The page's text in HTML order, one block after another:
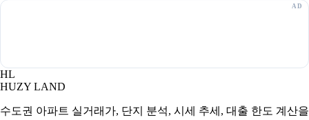
HL
HUZY LAND
수도권 아파트 실거래가, 단지 분석, 시세 추세, 대출 한도 계산을